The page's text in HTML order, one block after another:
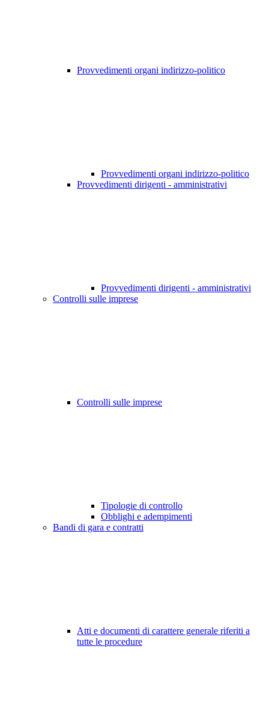
Provvedimenti organi indirizzo-politico
Provvedimenti organi indirizzo-politico
Provvedimenti dirigenti - amministrativi
Provvedimenti dirigenti - amministrativi
Controlli sulle imprese
Controlli sulle imprese
Tipologie di controllo
Obblighi e adempimenti
Bandi di gara e contratti
Atti e documenti di carattere generale riferiti a
tutte le procedure